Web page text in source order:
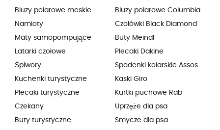
Bluzy polarowe meskie
Namioty
Maty samopompujące
Latarki czołowe
Śpiwory
Kuchenki turystyczne
Plecaki turystyczne
Czekany
Buty turystyczne
Bluzy polarowe Columbia
Czołówki Black Diamond
Buty Meindl
Plecaki Dakine
Spodenki kolarskie Assos
Kaski Giro
Kurtki puchowe Rab
Uprzęże dla psa
Smycze dla psa